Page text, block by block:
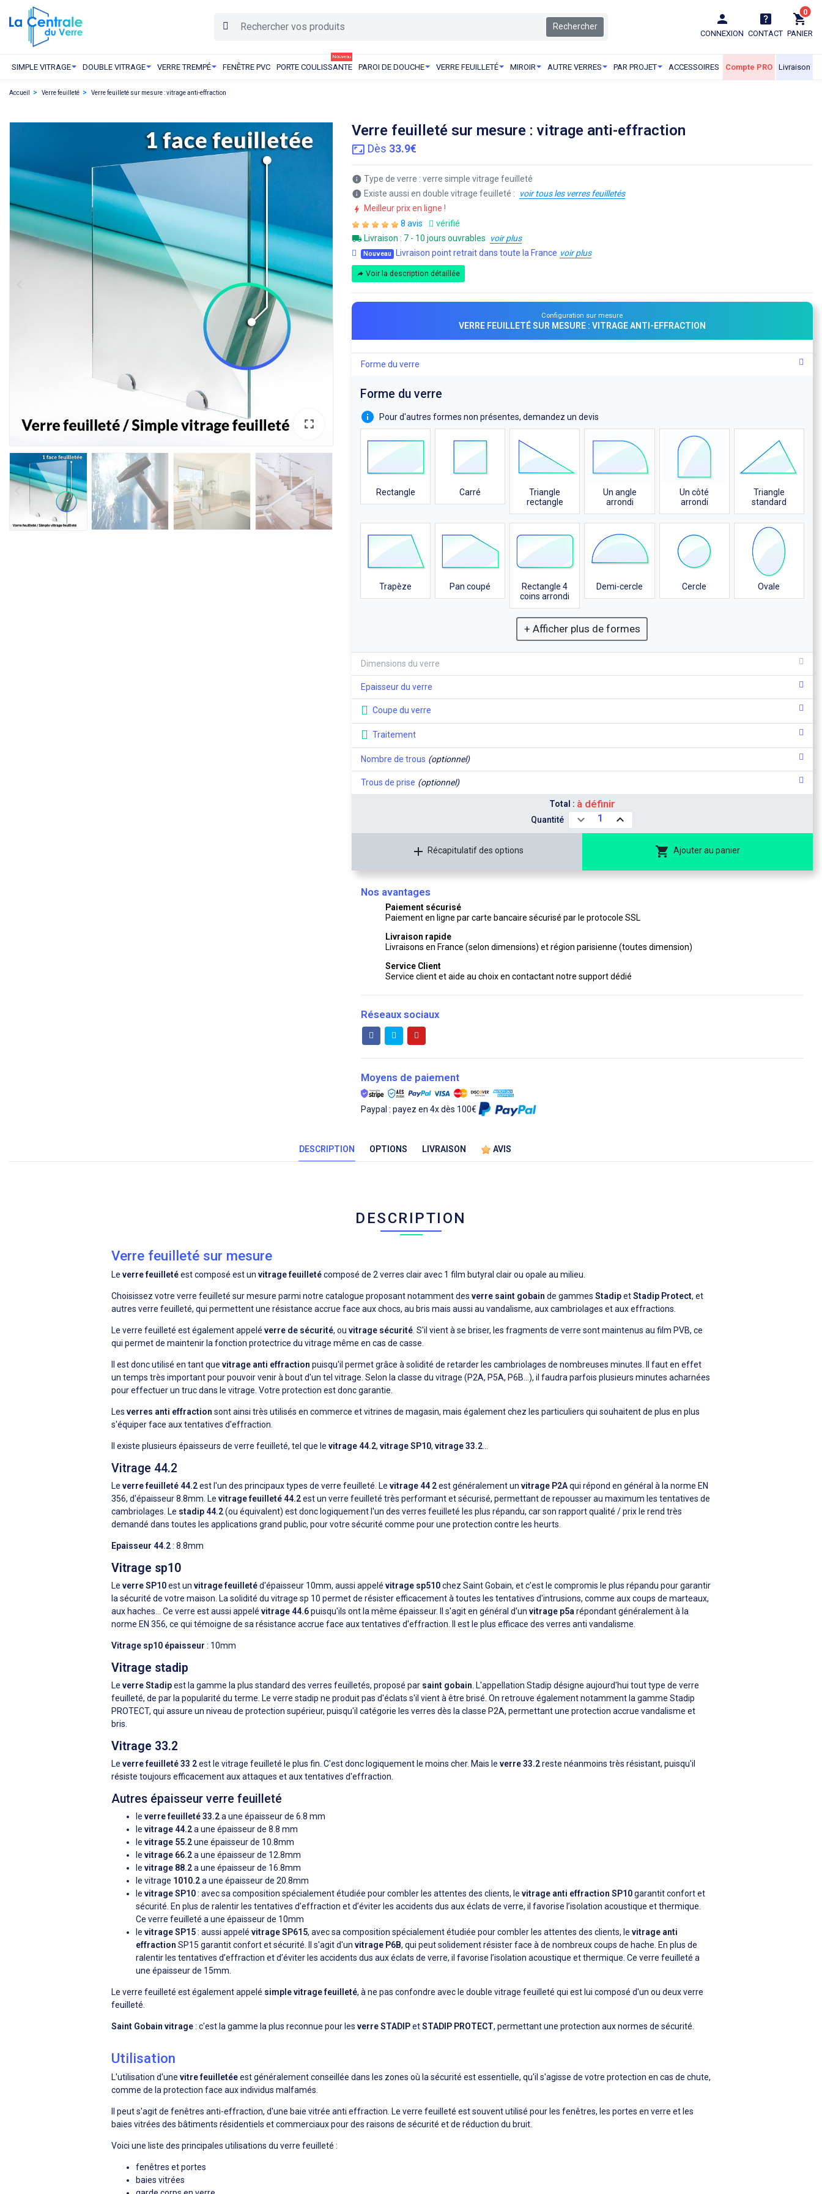
Rechercher
CONNEXION CONTACT
0
PANIER
SIMPLE VITRAGE DOUBLE VITRAGE VERRE TREMPÉ FENÊTRE PVC PORTE COULISSANTE
Nouveau
PAROI DE DOUCHE VERRE FEUILLETÉ MIROIR AUTRE VERRES PAR PROJET ACCESSOIRES Compte PRO Livraison
Accueil Verre feuilleté Verre feuilleté sur mesure : vitrage anti-effraction
Verre feuilleté sur mesure : vitrage anti-effraction
Dès 33.9€
info Type de verre : verre simple vitrage feuilleté
info Existe aussi en double vitrage feuilleté : voir tous les verres feuilletés
bolt
Meilleur prix en ligne !
8 avis
vérifié
Livraison : 7 - 10 jours ouvrables
voir plus
Nouveau Livraison point retrait dans toute la France voir plus
Voir la description détaillée
Configuration sur mesure
VERRE FEUILLETÉ SUR MESURE : VITRAGE ANTI-EFFRACTION
Forme du verre
Forme du verre
Pour d'autres formes non présentes, demandez un devis
Rectangle Carré
Triangle
rectangle
Un angle
arrondi
Un côté
arrondi
Triangle
standard
Trapèze Pan coupé
Rectangle 4
coins arrondi
Demi-cercle Cercle Ovale
+ Afficher plus de formes
Dimensions du verre
Epaisseur du verre
Coupe du verre
Traitement
Nombre de trous (optionnel)
Trous de prise (optionnel)
Total : à définir
Quantité 1
Récapitulatif des options Ajouter au panier
Nos avantages
Paiement sécurisé
Paiement en ligne par carte bancaire sécurisé par le protocole SSL
Livraison rapide
Livraisons en France (selon dimensions) et région parisienne (toutes dimension)
Service Client
Service client et aide au choix en contactant notre support dédié
Réseaux sociaux
Moyens de paiement
Paypal : payez en 4x dès 100€
DESCRIPTION OPTIONS LIVRAISON AVIS
DESCRIPTION
Verre feuilleté sur mesure
Le verre feuilletéest composé est un vitrage feuilletécomposé de 2 verres clair avec 1 film butyral clair ou opale au milieu.
Choisissez votre verre feuilleté sur mesure parmi notre catalogue proposant notamment des verre saint gobain de gammes StadipetStadip Protect, et
autres verre feuilleté, qui permettent une résistance accrue face aux chocs, au bris mais aussi au vandalisme, aux cambriolages et aux effractions.
Le verre feuilleté est également appelé verre de sécurité, ou vitrage sécurité. S'il vient à se briser, les fragments de verre sont maintenus au film PVB, ce
qui permet de maintenir la fonction protectrice du vitrage même en cas de casse.
Il est donc utilisé en tant que vitrage anti effraction puisqu'il permet grâce à solidité de retarder les cambriolages de nombreuses minutes. Il faut en effet
un temps très important pour pouvoir venir à bout d'un tel vitrage. Selon la classe du vitrage (P2A, P5A, P6B…), il faudra parfois plusieurs minutes acharnées
pour effectuer un truc dans le vitrage. Votre protection est donc garantie.
Les verres anti effraction sont ainsi très utilisés en commerce et vitrines de magasin, mais également chez les particuliers qui souhaitent de plus en plus
s'équiper face aux tentatives d'effraction.
Il existe plusieurs épaisseurs de verre feuilleté, tel que le vitrage 44.2, vitrage SP10, vitrage 33.2…
Vitrage 44.2
Le verre feuilleté 44.2est l'un des principaux types de verre feuilleté. Le vitrage 44 2est généralement un vitrage P2Aqui répond en général à la norme EN
356, d'épaisseur 8.8mm. Le vitrage feuilleté 44.2est un verre feuilleté très performant et sécurisé, permettant de repousser au maximum les tentatives de
cambriolages. Le stadip 44.2(ou équivalent) est donc logiquement l'un des verres feuilleté les plus répandu, car son rapport qualité / prix le rend très
demandé dans toutes les applications grand public, pour votre sécurité comme pour une protection contre les heurts.
Epaisseur 44.2: 8.8mm
Vitrage sp10
Le verre SP10est un vitrage feuilletéd'épaisseur 10mm, aussi appelé vitrage sp510chez Saint Gobain, et c'est le compromis le plus répandu pour garantir
la sécurité de votre maison. La solidité du vitrage sp 10 permet de résister efficacement à toutes les tentatives d'intrusions, comme aux coups de marteaux,
aux haches… Ce verre est aussi appelé vitrage 44.6puisqu'ils ont la même épaisseur. Il s'agit en général d'un vitrage p5arépondant généralement à la
norme EN 356, ce qui témoigne de sa résistance accrue face aux tentatives d'effraction. Il est le plus efficace des verres anti vandalisme.
Vitrage sp10 épaisseur : 10mm
Vitrage stadip
Le verre Stadipest la gamme la plus standard des verres feuilletés, proposé par saint gobain. L'appellation Stadip désigne aujourd'hui tout type de verre
feuilleté, de par la popularité du terme. Le verre stadip ne produit pas d'éclats s'il vient à être brisé. On retrouve également notamment la gamme Stadip
PROTECT, qui assure un niveau de protection supérieur, puisqu'il catégorie les verres dès la classe P2A, permettant une protection accrue vandalisme et
bris.
Vitrage 33.2
Le verre feuilleté 33 2est le vitrage feuilleté le plus fin. C'est donc logiquement le moins cher. Mais le verre 33.2reste néanmoins très résistant, puisqu'il
résiste toujours efficacement aux attaques et aux tentatives d'effraction.
Autres épaisseur verre feuilleté
le verre feuilleté 33.2a une épaisseur de 6.8 mm
le vitrage 44.2a une épaisseur de 8.8 mm
le vitrage 55.2une épaisseur de 10.8mm
le vitrage 66.2a une épaisseur de 12.8mm
le vitrage 88.2a une épaisseur de 16.8mm
le vitrage 1010.2a une épaisseur de 20.8mm
le vitrage SP10: avec sa composition spécialement étudiée pour combler les attentes des clients, le vitrage anti effraction SP10garantit confort et
sécurité. En plus de ralentir les tentatives d’effraction et d’éviter les accidents dus aux éclats de verre, il favorise l’isolation acoustique et thermique.
Ce verre feuilleté a une épaisseur de 10mm
le vitrage SP15: aussi appelé vitrage SP615, avec sa composition spécialement étudiée pour combler les attentes des clients, le vitrage anti
effraction SP15 garantit confort et sécurité. Il s'agit d'un vitrage P6B, qui peut solidement résister face à de nombreux coups de hache. En plus de
ralentir les tentatives d’effraction et d’éviter les accidents dus aux éclats de verre, il favorise l’isolation acoustique et thermique. Ce verre feuilleté a
une épaisseur de 15mm.
Le verre feuilleté est également appelé simple vitrage feuilleté, à ne pas confondre avec le double vitrage feuilleté qui est lui composé d'un ou deux verre
feuilleté.
Saint Gobain vitrage: c'est la gamme la plus reconnue pour les verre STADIPetSTADIP PROTECT, permettant une protection aux normes de sécurité.
Utilisation
L'utilisation d'une vitre feuilletéeest généralement conseillée dans les zones où la sécurité est essentielle, qu'il s'agisse de votre protection en cas de chute,
comme de la protection face aux individus malfamés.
Il peut s'agit de fenêtres anti-effraction, d'une baie vitrée anti effraction. Le verre feuilleté est souvent utilisé pour les fenêtres, les portes en verre et les
baies vitrées des bâtiments résidentiels et commerciaux pour des raisons de sécurité et de réduction du bruit.
Voici une liste des principales utilisations du verre feuilleté :
fenêtres et portes
baies vitrées